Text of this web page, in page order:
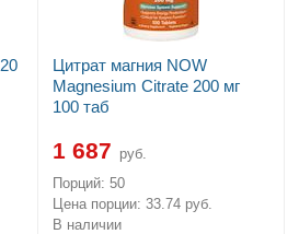
Цитрат магния NOW
Magnesium Citrate 200 мг
100 таб
1 687 руб.
Порций: 50
Цена порции: 33.74 руб.
В наличии